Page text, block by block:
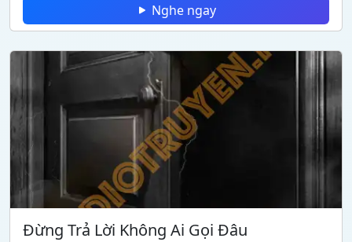
Nghe ngay
Đừng Trả Lời Không Ai Gọi Đâu